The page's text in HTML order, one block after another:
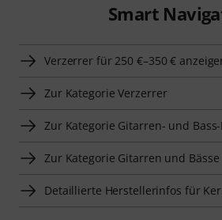
Smart
Verzerrer für 250 €–350 €
Zur Kategorie Verzerrer
Zur Kategorie Gitarren- und
Zur Kategorie Gitarren und Bässe
Detaillierte Herstellerinfos für